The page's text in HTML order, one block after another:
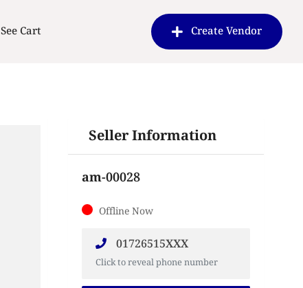
See Cart Create Vendor
Seller Information
am-00028
Offline Now
01726515XXX
Click to reveal phone number